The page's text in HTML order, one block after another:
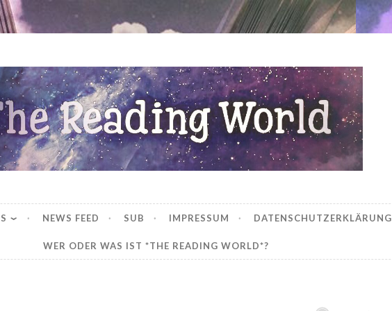
World
NEWS FEED SUB IMPRESSUM DATENSCHUTZERKLÄRUNG
WER ODER WAS IST *THE READING WORLD*?